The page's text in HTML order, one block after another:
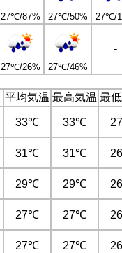
27℃/87% 27℃/50% 27℃/
27℃/26% 27℃/46%
-
平均気温 最高気温 最
33℃ 33℃
31℃ 31℃
29℃ 29℃
27℃ 27℃
27℃ 27℃